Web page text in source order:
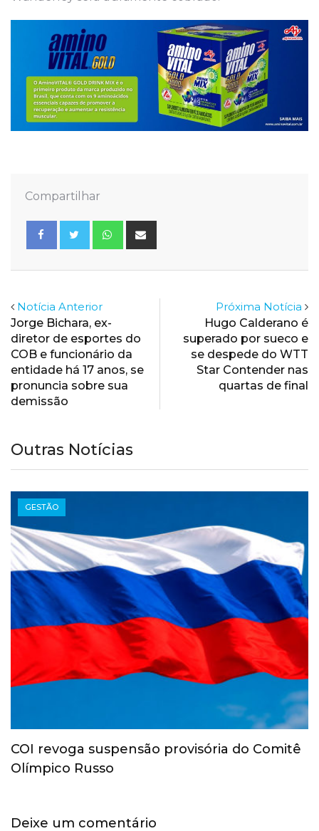
Compartilhar
Whatsapp
Notícia Anterior
Jorge Bichara, ex-
diretor de esportes do
COB e funcionário da
entidade há 17 anos, se
pronuncia sobre sua
demissão
Próxima Notícia
Hugo Calderano é
superado por sueco e
se despede do WTT
Star Contender nas
quartas de final
Outras Notícias
GESTÃO
COI revoga suspensão provisória do Comitê
Olímpico Russo
Deixe um comentário